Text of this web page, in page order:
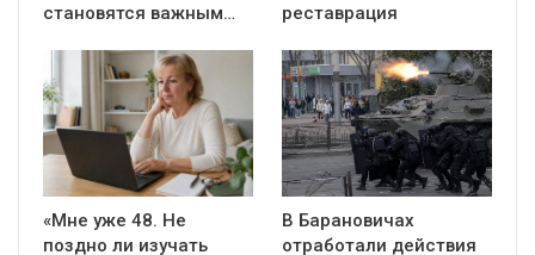
становятся важным…
реставрация
«Мне уже 48. Не
поздно ли изучать
В Барановичах
отработали действия